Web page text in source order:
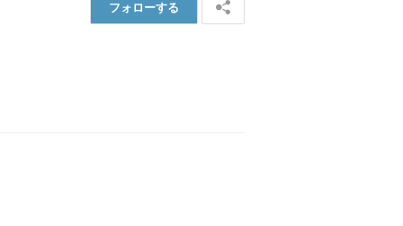
フォローする